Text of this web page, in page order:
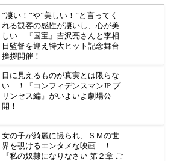
”凄い！”や”美しい！”と言ってく
れる観客の感性が凄いし、心が美
しい…『国宝』吉沢亮さんと李相
日監督を迎え特大ヒット記念舞台
挨拶開催！
目に見えるものが真実とは限らな
い…！『コンフィデンスマンJP プ
リンセス編』がいよいよ劇場公
開！
女の子が綺麗に撮られ、ＳＭの世
界を覗けるエンタメな映画…！
『私の奴隷になりなさい 第２章 ご